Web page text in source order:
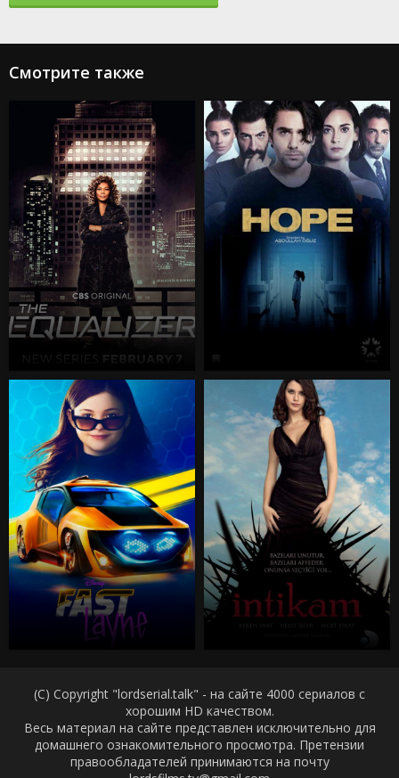
Смотрите также
(C) Copyright "lordserial.talk" - на сайте 4000 сериалов с
хорошим HD качеством.
Весь материал на сайте представлен исключительно для
домашнего ознакомительного просмотра. Претензии
правообладателей принимаются на почту